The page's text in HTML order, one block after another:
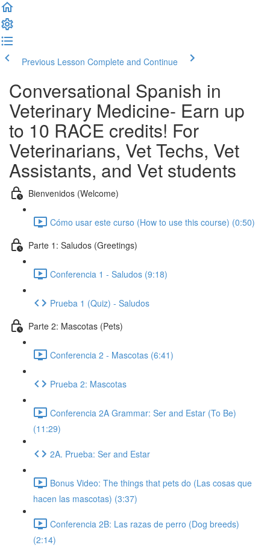
Previous Lesson Complete and Continue
Conversational Spanish in
Veterinary Medicine- Earn up
to 10 RACE credits! For
Veterinarians, Vet Techs, Vet
Assistants, and Vet students
Bienvenidos (Welcome)
Cómo usar este curso (How to use this course) (0:50)
Parte 1: Saludos (Greetings)
Conferencia 1 - Saludos (9:18)
Prueba 1 (Quiz) - Saludos
Parte 2: Mascotas (Pets)
Conferencia 2 - Mascotas (6:41)
Prueba 2: Mascotas
Conferencia 2A Grammar: Ser and Estar (To Be)
(11:29)
2A. Prueba: Ser and Estar
Bonus Video: The things that pets do (Las cosas que
hacen las mascotas) (3:37)
Conferencia 2B: Las razas de perro (Dog breeds)
(2:14)